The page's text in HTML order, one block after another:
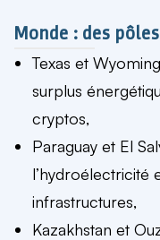
Monde : des
Texas et
surplus
cryptos,
Paraguay et El
l’hydroélectricité
infrastructures,
Kazakhstan et